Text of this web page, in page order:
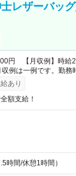
士レザーバッ
円 【月収例】時給
は一例です。勤務
あり
額支給！
時間/休憩1時間）